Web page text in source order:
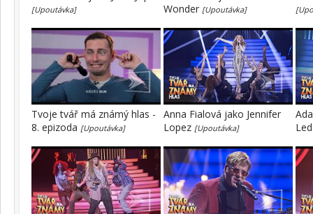
[Upoutávka]
Wonder [Upoutávka]
Tvoje tvář má známý hlas -
8. epizoda [Upoutávka]
Anna Fialová jako Jennifer
Lopez [Upoutávka]